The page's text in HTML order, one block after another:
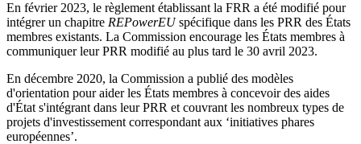
En février 2023, le règlement établissant la FRR a été modifié pour
intégrer un chapitre REPowerEUspécifique dans les PRR des États
membres existants. La Commission encourage les États membres à
communiquer leur PRR modifié au plus tard le 30 avril 2023.
En décembre 2020, la Commission a publié des modèles
d'orientation pour aider les États membres à concevoir des aides
d'État s'intégrant dans leur PRR et couvrant les nombreux types de
projets d'investissement correspondant aux ‘initiatives phares
européennes’.